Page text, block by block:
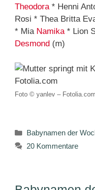
Theodora* Henni
Rosi * Thea Britta
* Mia Namika* Lion
Desmond (m)
Foto © yanlev – Fotolia.com
Kategorien
Babynamen der
20 Kommentare